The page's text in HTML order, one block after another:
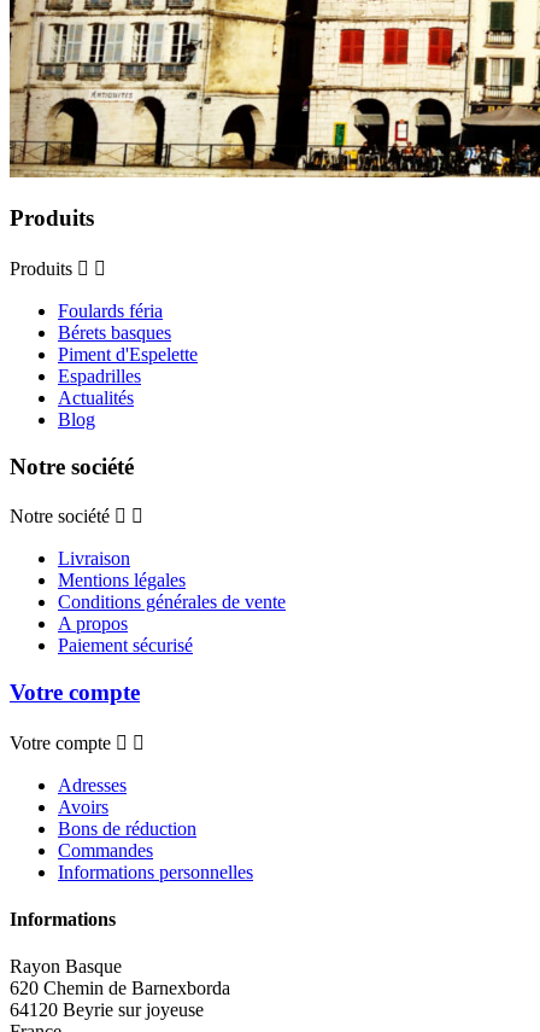
Produits
Produits  
Foulards féria
Bérets basques
Piment d'Espelette
Espadrilles
Actualités
Blog
Notre société
Notre société  
Livraison
Mentions légales
Conditions générales de vente
A propos
Paiement sécurisé
Votre compte
Votre compte  
Adresses
Avoirs
Bons de réduction
Commandes
Informations personnelles
Informations
Rayon Basque
620 Chemin de Barnexborda
64120 Beyrie sur joyeuse